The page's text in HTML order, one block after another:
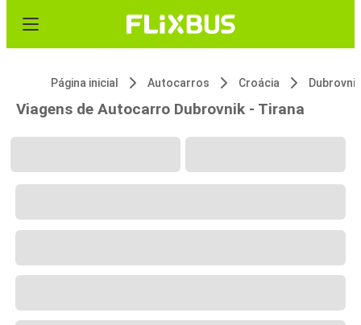
Página inicial Autocarros Croácia Dubrovnik
Viagens de Autocarro Dubrovnik - Tirana